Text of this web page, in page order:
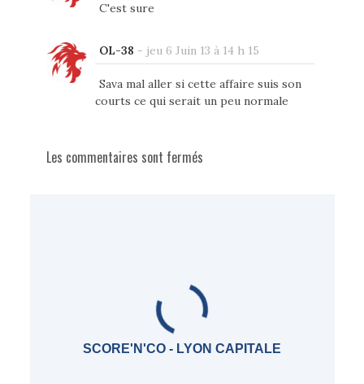
C'est sure
OL-38 - jeu 6 Juin 13 à 14 h 15
Sava mal aller si cette affaire suis son
courts ce qui serait un peu normale
Les commentaires sont fermés
SCORE'N'CO - LYON CAPITALE